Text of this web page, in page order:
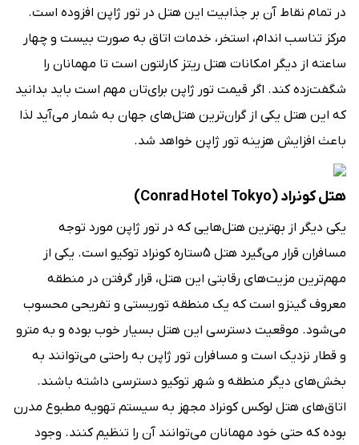
در تمام نقاط آن بر جذابیت این هتل در تور ژاپن افزوده است.
مرکز تناسب اندام، استخر، خدمات اتاق به صورت بیست و چهار
ساعته از دیگر امکانات هتل ریتز کارلتون است تا مهمانان را
شگفت‌زده کند. اگر قیمت تور ژاپن برای‌تان مهم است باید بدانید
که این هتل یکی از گران‌ترین هتل‌های جهان به شمار می‌آید لذا
باعث افزایش هزینه تور ژاپن خواهد شد.
هتل کونراد (Conrad Hotel Tokyo)
یکی دیگر از بهترین هتل‌هایی که در تور ژاپن مورد توجه
مسافران قرار می‌گیرد هتل 5ستاره کونراد توکیو است. یکی از
مهم‌ترین مزیت‌های رقابتی این هتل، قرار گرفتن در منطقه
معروف گینزو است که یک منطقه توریستی و تفریحی محسوب
می‌شود. موقعیت دسترسی این هتل بسیار خوب بوده و به مترو
و قطار نزدیک است و مسافران تور ژاپن به راحتی می‌توانند به
بخش‌های دیگر منطقه و شهر توکیو دسترسی داشته باشند.
اتاق‌های هتل لوکس کونراد مجهز به سیستم تهویه مطبوع مدرن
بوده که حتی خود مهمانان می‌توانند آن را تنظیم کنند. وجود